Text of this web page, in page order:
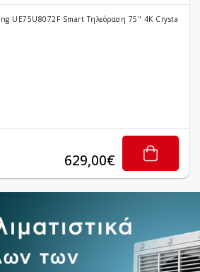
UE75U8072F Smart Τηλεόραση 75" 4K Crystal
629,00€